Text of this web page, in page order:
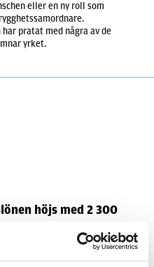
eller en ny roll som
har pratat med några av de
yrket.
höjs med 2 300